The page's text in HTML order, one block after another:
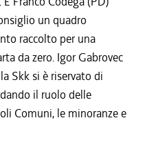
un quadro
raccolto per una
da zero. Igor Gabrovec
Skk si è riservato di
il ruolo delle
Comuni, le minoranze e